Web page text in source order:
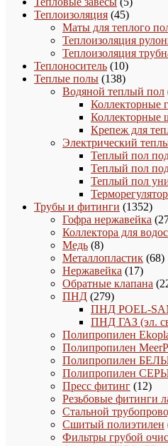
товаров
Теплоизоляция 4545
товаров
Маты для теплого
Теплоизоляция
Теплоизоляция
Теплоноситель 1010
товаров
Теплые полы 138138
товаров
Водяной теплый пол
Коллекторные
Коллекторные
Крепеж для
Электрический
Теплый пол
Теплый пол
Теплый пол
Трубы и фитинги 13521352
Гофра нержавейка
Коллектора для
Медь 88
товаров
Металлопластик 6868
Нержавейка 1717
Обратные клапана
ПНД 279279
товаров
ПНД POEL-
ПНД ГАЗ (эл.
Полипропилен
Полипропилен
Полипропилен
Полипропилен
Пресс фитинг 1212
Резьбовые фитинги
Стальной
Сшитый полиэтилен
Фильтры грубой